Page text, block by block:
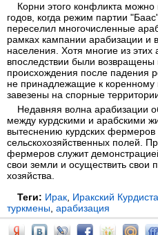
Корни этого конфликта
годов, когда режим партии
переселил многочисленные
рамках кампании арабизации и
населения. Хотя многие из этих
впоследствии были возвращены
происхождения после падения
не принадлежащие к
завезены на спорные
Недавняя волна арабизации
между курдскими и арабскими
вытеснению курдских фермеров
сельскохозяйственных полей.
фермеров служит
свои земли и осуществить свои
хозяйства.
Теги: Ирак Иракский
туркмены арабизация